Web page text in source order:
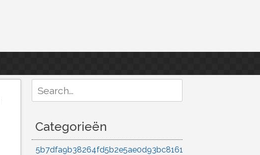
for:
Categorieën
5b7dfa9b38264fd5b2e5ae0d93bc8161